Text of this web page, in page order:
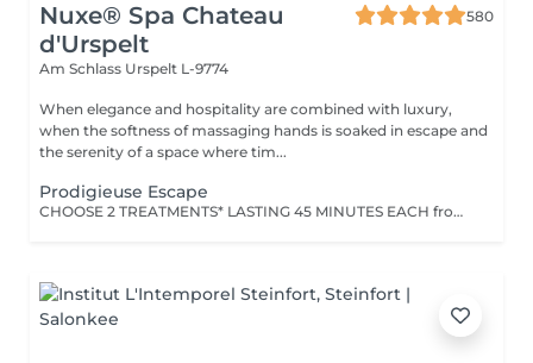
Nuxe® Spa Chateau
d'Urspelt
580
Am Schlass Urspelt L-9774
When elegance and hospitality are combined with luxury,
when the softness of massaging hands is soaked in escape and
the serenity of a space where tim...
Prodigieuse Escape
CHOOSE 2 TREATMENTS* LASTING 45 MINUTES EACH from the range of Nuxe Massages, Face Treatments or Body Treatments.